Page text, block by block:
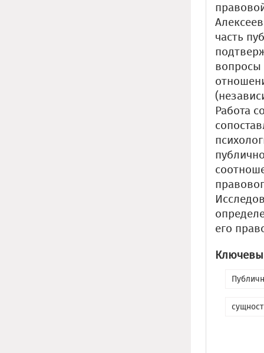
часть
вопросы
Работа
его